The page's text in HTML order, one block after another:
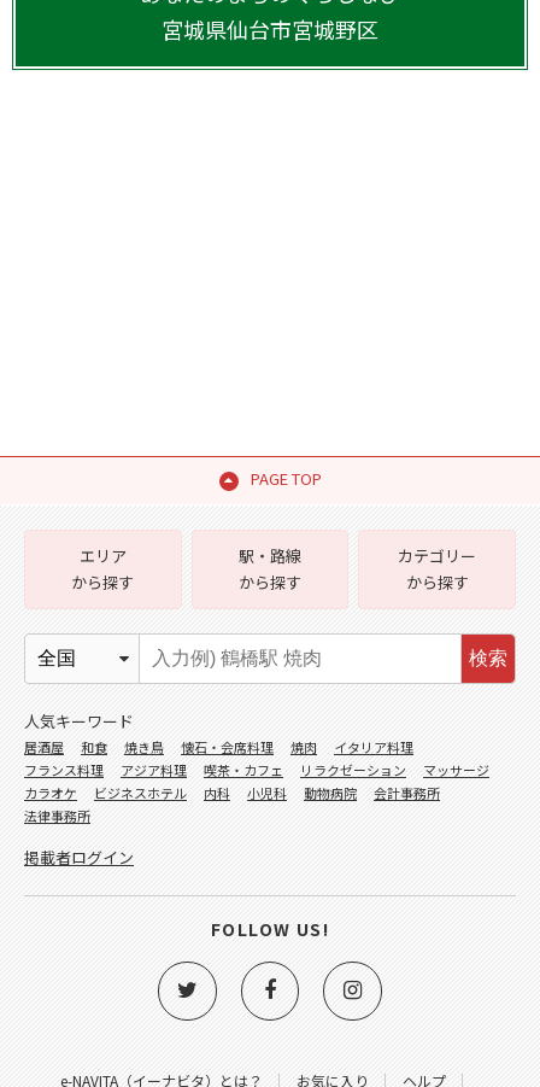
宮城県仙台市宮城野区
PAGE TOP
e-NAVITA（イーナビタ）とは？ お気に入り ヘルプ
エリア
から探す
駅・路線
から探す
カテゴリー
から探す
検索
人気キーワード
居酒屋 和食 焼き鳥 懐石・会席料理 焼肉
イタリア料理
フランス料理
アジア料理 喫茶・カフェ リラクゼーション
マッサージ
カラオケ
ビジネスホテル 内科 小児科 動物病院
会計事務所
法律事務所
掲載者ログイン
FOLLOW US!